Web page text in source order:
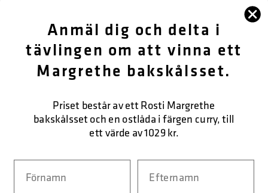
KUNDTJÄNST
Anmäl dig och delta i
tävlingen om att vinna ett
Margrethe bakskålsset.
Priset består av ett Rosti Margrethe
bakskålsset och en ostlåda i färgen curry, till
ett värde av 1029 kr.